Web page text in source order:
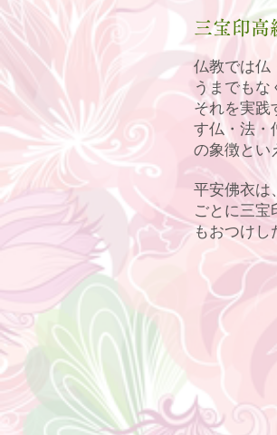
三宝印高
仏教では仏
うまでも
それを実践
す仏・法・
の象徴とい
平安佛衣は
ごとに三宝
もおつけし